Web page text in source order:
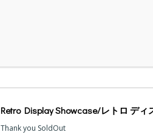
Retro Display Showcase/レトロ ディ
Thank you SoldOut